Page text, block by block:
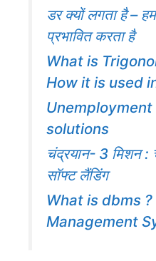
डर क्यों लगता है –
प्रभावित करता है
What is
How it is used
solutions
चंद्रयान- 3 मिशन :
सॉफ्ट लैंडिंग
What is dbms
Management